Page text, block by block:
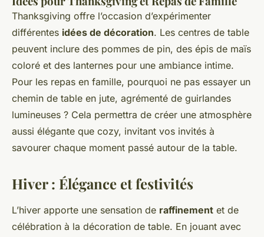
Thanksgiving offre l’occasion d’expérimenter
différentes idées de décoration. Les centres de table
peuvent inclure des pommes de pin, des épis de maïs
coloré et des lanternes pour une ambiance intime.
Pour les repas en famille, pourquoi ne pas essayer un
chemin de table en jute, agrémenté de guirlandes
lumineuses ? Cela permettra de créer une atmosphère
aussi élégante que cozy, invitant vos invités à
savourer chaque moment passé autour de la table.
Hiver : Élégance et festivités
L’hiver apporte une sensation de raffinement et de
célébration à la décoration de table. En jouant avec